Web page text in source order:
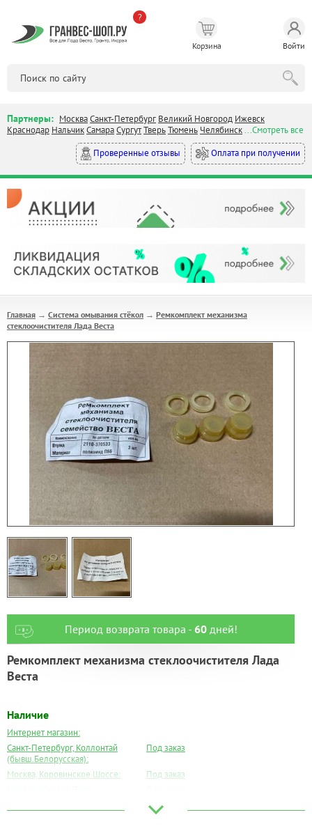
?
Корзина Войти
Партнеры: МоскваСанкт-Петербург Великий Новгород Ижевск
Краснодар НальчикСамараСургутТверьТюмень Челябинск...Смотреть все
Проверенные отзывы
Оплата при получении
Главная → Система омывания стёкол → Ремкомплект механизма
стеклоочистителя Лада Веста
Период возврата товара - 60дней!
Ремкомплект механизма стеклоочистителя Лада
Веста
Наличие
Интернет магазин:
Санкт-Петербург, Коллонтай
(бывш.Белорусская):
Под заказ
Москва, Коровинское Шоссе:
Под заказ
Под заказ